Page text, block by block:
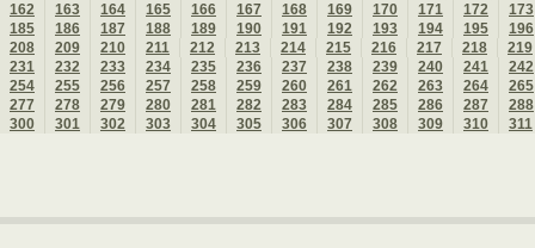
162
163 164 165 166 167 168 169 170 171 172
173
185
186 187 188 189 190 191 192 193 194 195
196
208
209 210 211 212 213 214 215 216 217 218
219
231
232 233 234 235 236 237 238 239 240 241
242
254
255 256 257 258 259 260 261 262 263 264
265
277
278 279 280 281 282 283 284 285 286 287
288
300
301 302 303 304 305 306 307 308 309 310 311